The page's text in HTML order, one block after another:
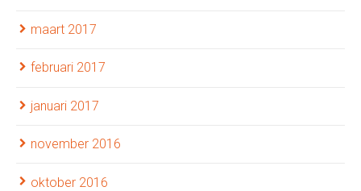
maart 2017
februari 2017
januari 2017
november 2016
oktober 2016